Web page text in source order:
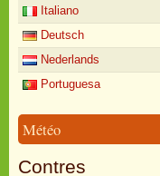
Italiano
Deutsch
Nederlands
Portuguesa
Météo
Contres